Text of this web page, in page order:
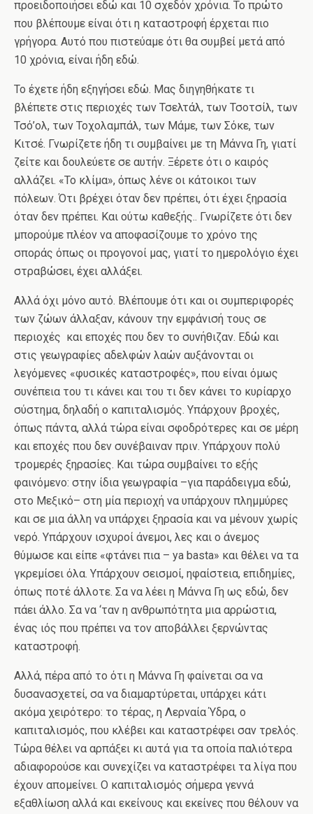
προειδοποιήσει εδώ και 10 σχεδόν χρόνια. Το πρώτο
που βλέπουμε είναι ότι η καταστροφή έρχεται πιο
γρήγορα. Αυτό που πιστεύαμε ότι θα συμβεί μετά από
10 χρόνια, είναι ήδη εδώ.
Το έχετε ήδη εξηγήσει εδώ. Μας διηγηθήκατε τι
βλέπετε στις περιοχές των Τσελτάλ, των Τσοτσίλ, των
Τσό’ολ, των Τοχολαμπάλ, των Μάμε, των Σόκε, των
Κιτσέ. Γνωρίζετε ήδη τι συμβαίνει με τη Μάννα Γη, γιατί
ζείτε και δουλεύετε σε αυτήν. Ξέρετε ότι ο καιρός
αλλάζει. «Το κλίμα», όπως λένε οι κάτοικοι των
πόλεων. Ότι βρέχει όταν δεν πρέπει, ότι έχει ξηρασία
όταν δεν πρέπει. Και ούτω καθεξής.. Γνωρίζετε ότι δεν
μπορούμε πλέον να αποφασίζουμε το χρόνο της
σποράς όπως οι προγονοί μας, γιατί το ημερολόγιο έχει
στραβώσει, έχει αλλάξει.
Αλλά όχι μόνο αυτό. Βλέπουμε ότι και οι συμπεριφορές
των ζώων άλλαξαν, κάνουν την εμφάνισή τους σε
περιοχές και εποχές που δεν το συνήθιζαν. Εδώ και
στις γεωγραφίες αδελφών λαών αυξάνονται οι
λεγόμενες «φυσικές καταστροφές», που είναι όμως
συνέπεια του τι κάνει και του τι δεν κάνει το κυρίαρχο
σύστημα, δηλαδή ο καπιταλισμός. Υπάρχουν βροχές,
όπως πάντα, αλλά τώρα είναι σφοδρότερες και σε μέρη
και εποχές που δεν συνέβαιναν πριν. Υπάρχουν πολύ
τρομερές ξηρασίες. Και τώρα συμβαίνει το εξής
φαινόμενο: στην ίδια γεωγραφία –για παράδειγμα εδώ,
στο Μεξικό– στη μία περιοχή να υπάρχουν πλημμύρες
και σε μια άλλη να υπάρχει ξηρασία και να μένουν χωρίς
νερό. Υπάρχουν ισχυροί άνεμοι, λες και ο άνεμος
θύμωσε και είπε «φτάνει πια – ya basta» και θέλει να τα
γκρεμίσει όλα. Υπάρχουν σεισμοί, ηφαίστεια, επιδημίες,
όπως ποτέ άλλοτε. Σα να λέει η Μάννα Γη ως εδώ, δεν
πάει άλλο. Σα να ‘ταν η ανθρωπότητα μια αρρώστια,
ένας ιός που πρέπει να τον αποβάλλει ξερνώντας
καταστροφή.
Αλλά, πέρα από το ότι η Μάννα Γη φαίνεται σα να
δυσανασχετεί, σα να διαμαρτύρεται, υπάρχει κάτι
ακόμα χειρότερο: το τέρας, η Λερναία Ύδρα, ο
καπιταλισμός, που κλέβει και καταστρέφει σαν τρελός.
Τώρα θέλει να αρπάξει κι αυτά για τα οποία παλιότερα
αδιαφορούσε και συνεχίζει να καταστρέφει τα λίγα που
έχουν απομείνει. Ο καπιταλισμός σήμερα γεννά
εξαθλίωση αλλά και εκείνους και εκείνες που θέλουν να